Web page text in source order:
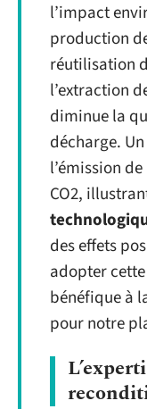
l’impact
production
réutilisation
l’extraction
diminue la
décharge.
l’émission
CO2,
des effets
adopter cette
bénéfique à
pour notre